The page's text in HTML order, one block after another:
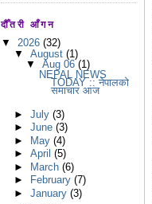
दौँतरी आँगन
▼ 2026 (32)
▼ August (1)
▼Aug 06(1)
NEPAL NEWS
TODAY :: नेपालको
समाचार आज
► July (3)
► June (3)
► May (4)
► April (5)
► March (6)
►
February (7)
► January (3)